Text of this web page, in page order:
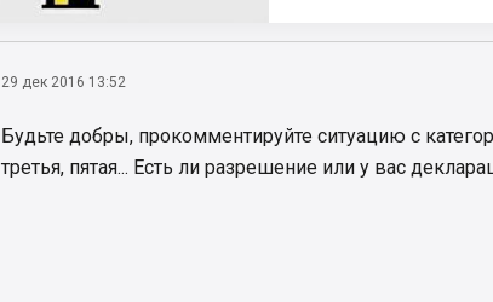
29 дек 2016 13:52
Будьте добры, прокомментируйте ситуацию с
третья, пятая... Есть ли разрешение или у вас